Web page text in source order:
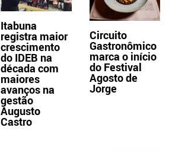
Itabuna
registra maior
crescimento
do IDEB na
década com
maiores
avanços na
gestão
Augusto
Castro
Circuito
Gastronômico
marca o início
do Festival
Agosto de
Jorge